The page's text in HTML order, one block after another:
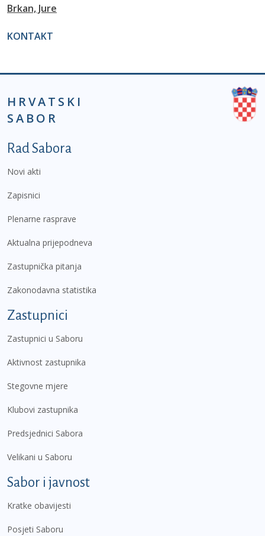
Brkan, Jure
KONTAKT
HRVATSKI
SABOR
Podnožje prvi izbornik
Rad Sabora
Novi akti
Zapisnici
Plenarne rasprave
Aktualna prijepodneva
Zastupnička pitanja
Zakonodavna statistika
Zastupnici
Zastupnici u Saboru
Aktivnost zastupnika
Stegovne mjere
Klubovi zastupnika
Predsjednici Sabora
Velikani u Saboru
Sabor i javnost
Kratke obavijesti
Posjeti Saboru